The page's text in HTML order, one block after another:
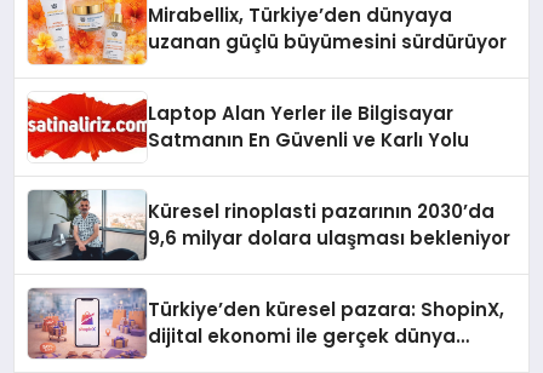
Mirabellix, Türkiye’den dünyaya
uzanan güçlü büyümesini sürdürüyor
Laptop Alan Yerler ile Bilgisayar
Satmanın En Güvenli ve Karlı Yolu
Küresel rinoplasti pazarının 2030’da
9,6 milyar dolara ulaşması bekleniyor
Türkiye’den küresel pazara: ShopinX,
dijital ekonomi ile gerçek dünya